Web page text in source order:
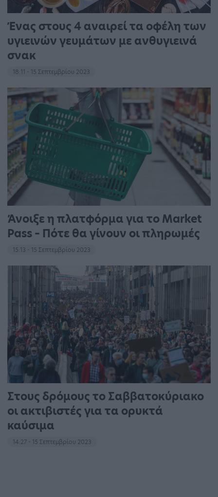
Ένας στους 4 αναιρεί τα οφέλη των
υγιεινών γευμάτων με ανθυγιεινά
σνακ
18:11 - 15 Σεπτεμβρίου 2023
Άνοιξε η πλατφόρμα για το Market
Pass – Πότε θα γίνουν οι πληρωμές
15:13 - 15 Σεπτεμβρίου 2023
Στους δρόμους το Σαββατοκύριακο
οι ακτιβιστές για τα ορυκτά
καύσιμα
14:27 - 15 Σεπτεμβρίου 2023